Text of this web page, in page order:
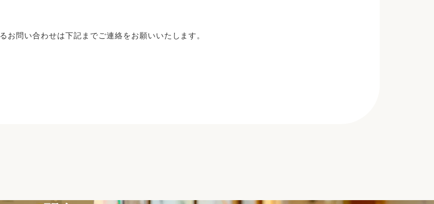
お問い合わせは下記までご連絡をお願いいたします。